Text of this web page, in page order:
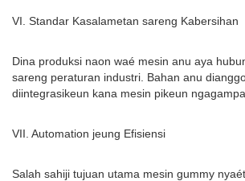
VI. Standar Kasalametan sareng Kabersihan
Dina produksi naon waé mesin anu aya
sareng peraturan industri. Bahan anu
diintegrasikeun kana mesin pikeun
VII. Automation jeung Efisiensi
Salah sahiji tujuan utama mesin gummy